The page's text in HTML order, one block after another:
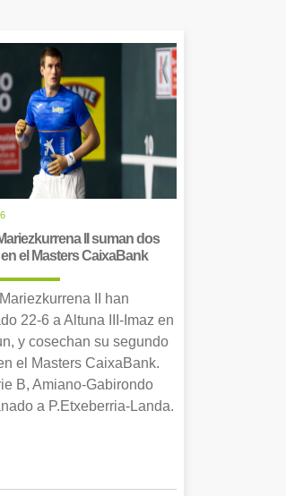
II suman dos
el Masters CaixaBank
II han
22-6 a Altuna III-Imaz en
y cosechan su segundo
el Masters CaixaBank.
B, Amiano-Gabirondo
a P.Etxeberria-Landa.